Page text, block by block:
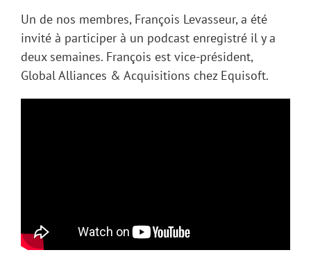
Un de nos membres, François Levasseur, a été
invité à participer à un podcast enregistré il y a
deux semaines. François est vice-président,
Global Alliances & Acquisitions chez Equisoft.